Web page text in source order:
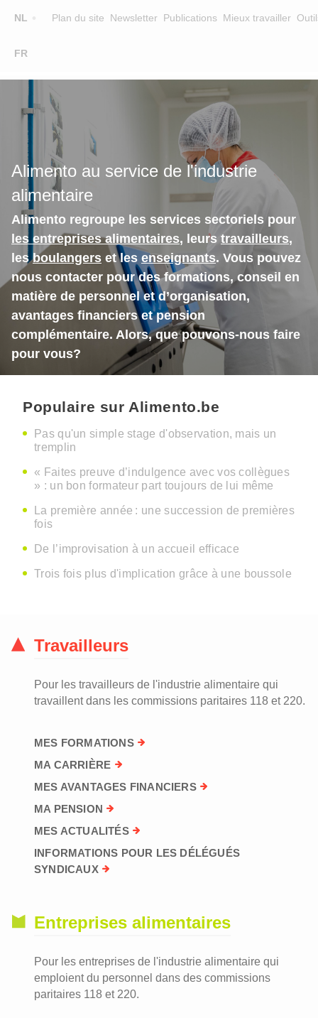
NL
FR
Plan du site Newsletter Publications Mieux travailler
Main
navigation
FORMATEURS
SUR ALIMENTO
EQUIPE
CONTACT
CHERCHER UNE FORMATION
Alimento au service de l'industrie
alimentaire
Alimento regroupe les services sectoriels pour
les entreprises alimentaires, leurs travailleurs,
lesboulangers et les enseignants. Vous pouvez
nous contacter pour des formations, conseil en
matière de personnel et d’organisation,
avantages financiers et pension
complémentaire. Alors, que pouvons-nous faire
pour vous?
Populaire sur Alimento.be
Pas qu'un simple stage d'observation, mais un
tremplin
« Faites preuve d’indulgence avec vos collègues
» : un bon formateur part toujours de lui même
La première année : une succession de premières
fois
De l’improvisation à un accueil efficace
Trois fois plus d'implication grâce à une boussole
Travailleurs
Pour les travailleurs de l'industrie alimentaire qui
travaillent dans les commissions paritaires 118 et 220.
MES FORMATIONS
MA CARRIÈRE
MES AVANTAGES FINANCIERS
MA PENSION
MES ACTUALITÉS
INFORMATIONS POUR LES DÉLÉGUÉS
SYNDICAUX
Entreprises alimentaires
Pour les entreprises de l'industrie alimentaire qui
emploient du personnel dans des commissions
paritaires 118 et 220.